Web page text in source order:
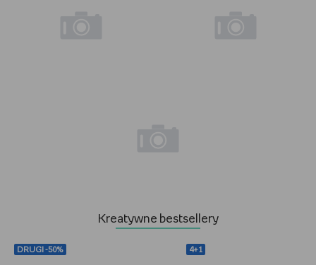
Kreatywne bestsellery
DRUGI -50% 4+1